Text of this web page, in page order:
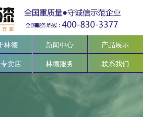
林德 新闻中心 产品展示
卖店 林德服务 联系我们